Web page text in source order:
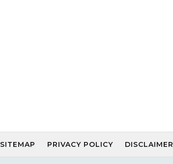
SITEMAP PRIVACY POLICY DISCLAIMER